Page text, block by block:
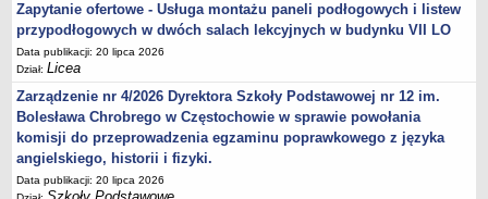
Zapytanie ofertowe - Usługa montażu paneli podłogowych i listew
przypodłogowych w dwóch salach lekcyjnych w budynku VII LO
Data publikacji: 20 lipca 2026
Dział:Licea
Zarządzenie nr 4/2026 Dyrektora Szkoły Podstawowej nr 12 im.
Bolesława Chrobrego w Częstochowie w sprawie powołania
komisji do przeprowadzenia egzaminu poprawkowego z języka
angielskiego, historii i fizyki.
Data publikacji: 20 lipca 2026